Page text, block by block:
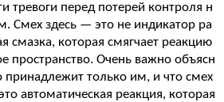
тревоги перед потерей контроля н
Смех здесь — это не индикатор ра
смазка, которая смягчает реакцию
пространство. Очень важно объясн
принадлежит только им, и что смех
автоматическая реакция, которая